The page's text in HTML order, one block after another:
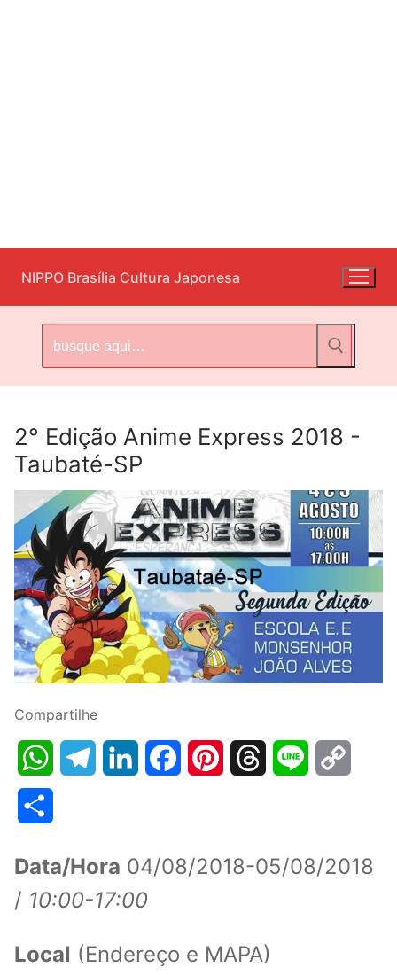
para
o
conteúdo
NIPPO Brasília Cultura Japonesa
por:
2° Edição Anime Express 2018 -
Taubaté-SP
Compartilhe
WhatsAppTelegramLinkedInFacebookPinterestThreads Line
Data/Hora 04/08/2018-05/08/2018
/ 10:00-17:00
Local (Endereço e MAPA)